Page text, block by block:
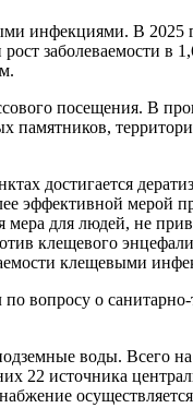
инфекциями. В 2025
заболеваемости в
посещения. В
памятников,
достигается
эффективной мерой
мера для людей, не
клещевого
клещевыми
вопросу о санитарно-
воды. Всего
22 источника